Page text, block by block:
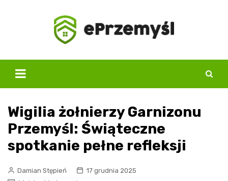
Wigilia żołnierzy Garnizonu
Przemyśl: Świąteczne
spotkanie pełne refleksji
Damian Stępień
17 grudnia 2025